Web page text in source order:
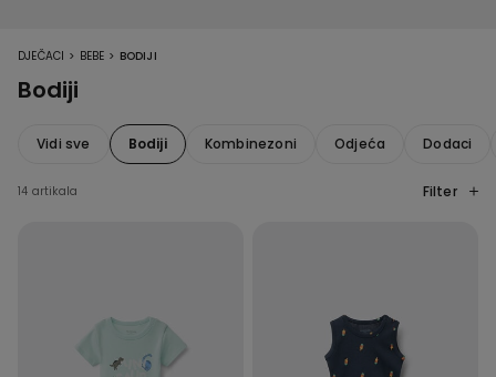
DJEČACI > BEBE > BODIJI
Bodiji
Vidi sve Bodiji Kombinezoni Odjeća Dodaci
14 artikala Filter